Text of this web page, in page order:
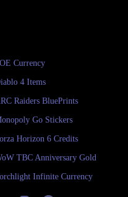
Currency
4 Items
Raiders BluePrints
Go Stickers
Horizon 6 Credits
TBC Anniversary Gold
Infinite Currency